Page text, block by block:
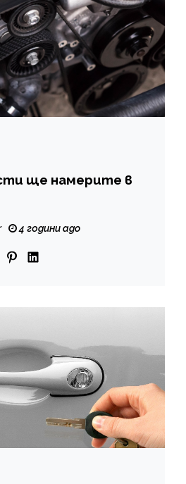
ще намерите в
4 години ago